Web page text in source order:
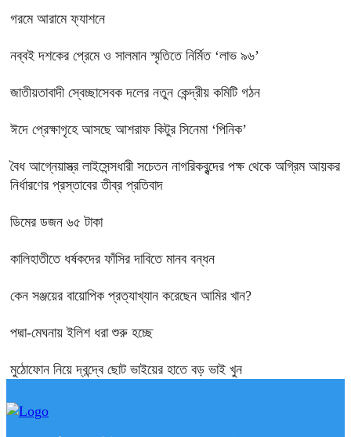
গরমে আরামে ফ্যাশনে
নব্বই দশকের প্রেমে ও সালমান স্মৃতিতে নির্মিত ‘লাভ ৯৬’
জাতীয়তাবাদী স্বেচ্ছাসেবক দলের নতুন কেন্দ্রীয় কমিটি গঠন
ঈদে প্রেক্ষাগৃহে আসছে আশরাফ কিটুর সিনেমা ‘পিনিক’
বৈধ আগ্নেয়াস্ত্র লাইসেন্সধারী সচেতন নাগরিকবৃন্দের পক্ষ থেকে অগ্রিম আয়কর
নির্ধারণের প্রস্তাবের তীব্র প্রতিবাদ
ডিমের ডজন ৬৫ টাকা
কালিহাতীতে ধর্ষকদের ফাঁসির দাবিতে মানব বন্ধন
কেন সঞ্জয়ের বায়োপিক প্রত্যাখ্যান করেছেন আমির খান?
পদ্মা-মেঘনায় ইলিশ ধরা শুরু হচ্ছে
মুঠোফোন নিয়ে দ্বন্দ্বে ছোট ভাইয়ের হাতে বড় ভাই খুন